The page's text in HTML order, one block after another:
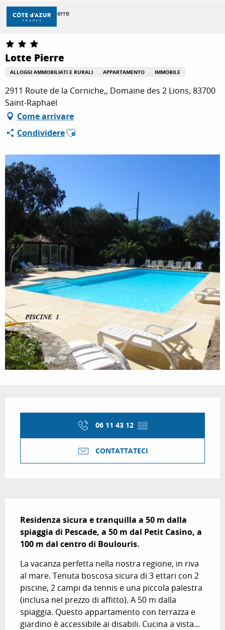
Aller
contenu
principal
SCOPRIRE
PER FARE
SOGGIORNO
Casa Lotte Pierre
Lotte Pierre
ALLOGGI AMMOBILIATI E RURALI APPARTAMENTO IMMOBILE
2911 Route de la Corniche,, Domaine des 2 Lions, 83700
Saint-Raphaël
Come arrivare
CondividereAjouter aux favoris
06 11 43 12 ▒▒
CONTATTATECI
Residenza sicura e tranquilla a 50 m dalla
spiaggia di Pescade, a 50 m dal Petit Casino, a
100 m dal centro di Boulouris.
La vacanza perfetta nella nostra regione, in riva
al mare. Tenuta boscosa sicura di 3 ettari con 2
piscine, 2 campi da tennis e una piccola palestra
(inclusa nel prezzo di affitto). A 50 m dalla
spiaggia. Questo appartamento con terrazza e
giardino è accessibile ai disabili. Cucina a vista...